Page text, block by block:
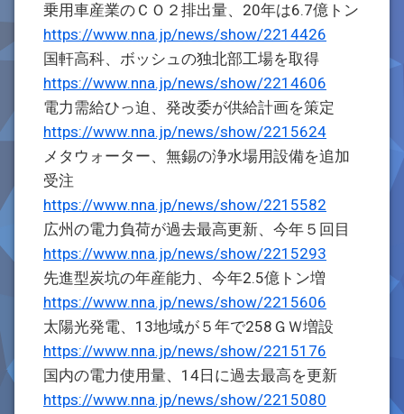
乗用車産業のＣＯ２排出量、20年は6.7億トン
https://www.nna.jp/news/show/2214426
国軒高科、ボッシュの独北部工場を取得
https://www.nna.jp/news/show/2214606
電力需給ひっ迫、発改委が供給計画を策定
https://www.nna.jp/news/show/2215624
メタウォーター、無錫の浄水場用設備を追加
受注
https://www.nna.jp/news/show/2215582
広州の電力負荷が過去最高更新、今年５回目
https://www.nna.jp/news/show/2215293
先進型炭坑の年産能力、今年2.5億トン増
https://www.nna.jp/news/show/2215606
太陽光発電、13地域が５年で258ＧＷ増設
https://www.nna.jp/news/show/2215176
国内の電力使用量、14日に過去最高を更新
https://www.nna.jp/news/show/2215080